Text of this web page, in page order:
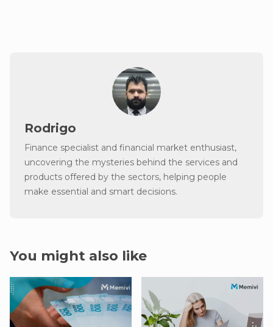
Rodrigo
Finance specialist and financial market enthusiast,
uncovering the mysteries behind the services and
products offered by the sectors, helping people
make essential and smart decisions.
You might also like